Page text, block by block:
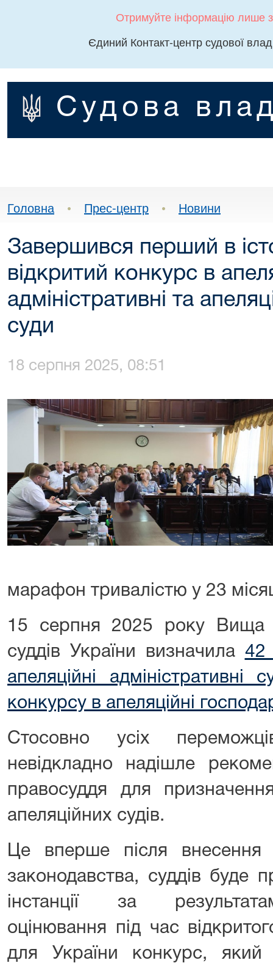
Отримуйте інформацію лише
Єдиний Контакт-центр судової
Судова
Головна • Прес-центр • Новини
Завершився перший в
відкритий конкурс в
адміністративні та
суди
18 серпня 2025, 08:51
марафон тривалістю у 23
15 серпня 2025 року Вища
суддів України визначила 42
апеляційні адміністративні
конкурсу в апеляційні
Стосовно усіх
невідкладно надішле
правосуддя для
апеляційних судів.
Це вперше після
законодавства, суддів буде
інстанції за
оцінювання під час
для України конкурс,